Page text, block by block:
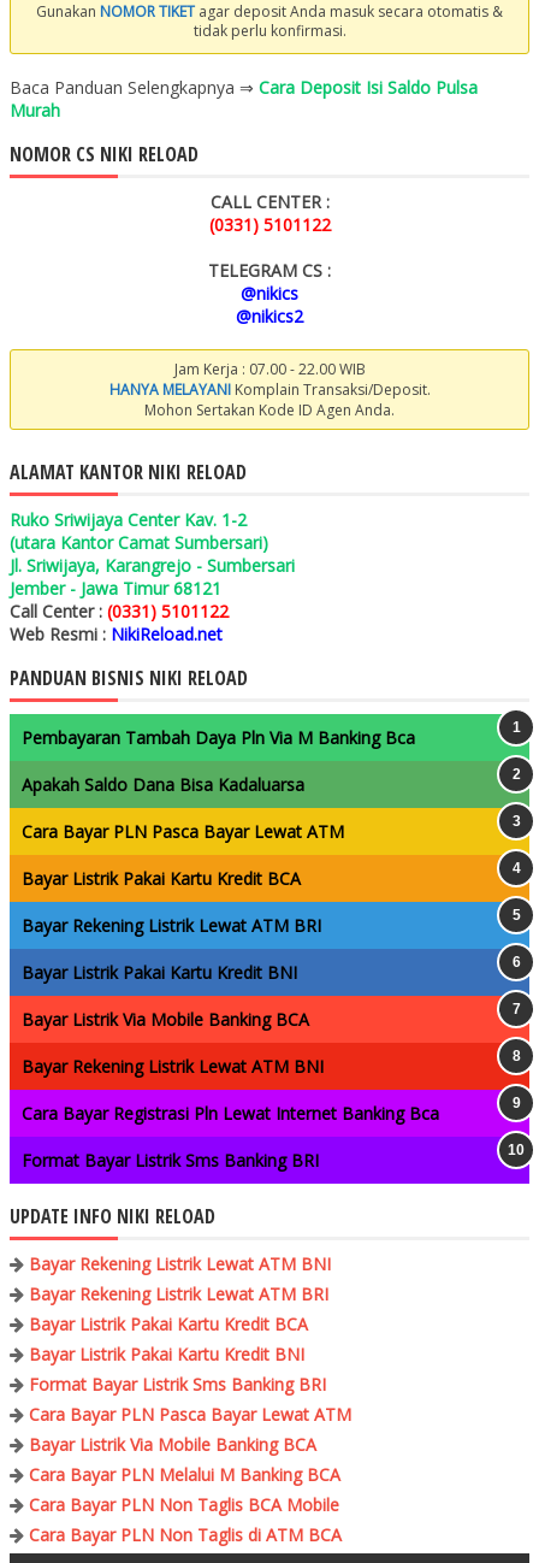
Gunakan NOMOR TIKET agar deposit Anda masuk secara otomatis &
tidak perlu konfirmasi.
Baca Panduan Selengkapnya ⇒ Cara Deposit Isi Saldo Pulsa
Murah
NOMOR CS NIKI RELOAD
CALL CENTER :
(0331) 5101122
TELEGRAM CS :
@nikics
@nikics2
Jam Kerja : 07.00 - 22.00 WIB
HANYA MELAYANIKomplain Transaksi/Deposit.
Mohon Sertakan Kode ID Agen Anda.
ALAMAT KANTOR NIKI RELOAD
Ruko Sriwijaya Center Kav. 1-2
(utara Kantor Camat Sumbersari)
Jl. Sriwijaya, Karangrejo - Sumbersari
Jember - Jawa Timur 68121
Call Center : (0331) 5101122
Web Resmi : NikiReload.net
PANDUAN BISNIS NIKI RELOAD
Pembayaran Tambah Daya Pln Via M Banking Bca
Apakah Saldo Dana Bisa Kadaluarsa
Cara Bayar PLN Pasca Bayar Lewat ATM
Bayar Listrik Pakai Kartu Kredit BCA
Bayar Rekening Listrik Lewat ATM BRI
Bayar Listrik Pakai Kartu Kredit BNI
Bayar Listrik Via Mobile Banking BCA
Bayar Rekening Listrik Lewat ATM BNI
Cara Bayar Registrasi Pln Lewat Internet Banking Bca
Format Bayar Listrik Sms Banking BRI
UPDATE INFO NIKI RELOAD
Bayar Rekening Listrik Lewat ATM BNI
Bayar Rekening Listrik Lewat ATM BRI
Bayar Listrik Pakai Kartu Kredit BCA
Bayar Listrik Pakai Kartu Kredit BNI
Format Bayar Listrik Sms Banking BRI
Cara Bayar PLN Pasca Bayar Lewat ATM
Bayar Listrik Via Mobile Banking BCA
Cara Bayar PLN Melalui M Banking BCA
Cara Bayar PLN Non Taglis BCA Mobile
Cara Bayar PLN Non Taglis di ATM BCA